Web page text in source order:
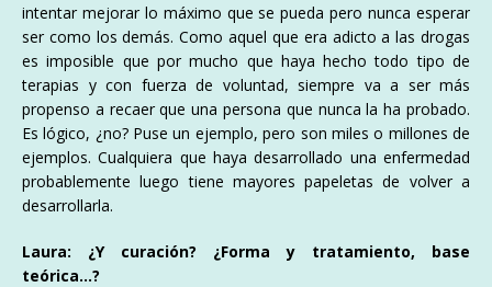
intentar mejorar lo máximo que se pueda pero nunca esperar
ser como los demás. Como aquel que era adicto a las drogas
es imposible que por mucho que haya hecho todo tipo de
terapias y con fuerza de voluntad, siempre va a ser más
propenso a recaer que una persona que nunca la ha probado.
Es lógico, ¿no? Puse un ejemplo, pero son miles o millones de
ejemplos. Cualquiera que haya desarrollado una enfermedad
probablemente luego tiene mayores papeletas de volver a
desarrollarla.
Laura: ¿Y curación? ¿Forma y tratamiento, base
teórica…?